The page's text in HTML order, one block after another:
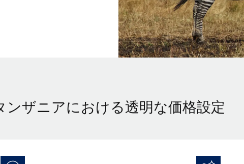
ンザニアにおける透明な価格設定